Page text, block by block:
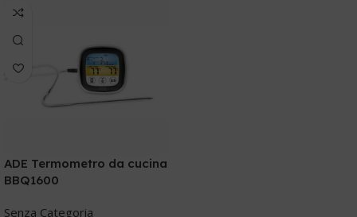
ADE Termometro da cucina
BBQ1600
Senza Categoria